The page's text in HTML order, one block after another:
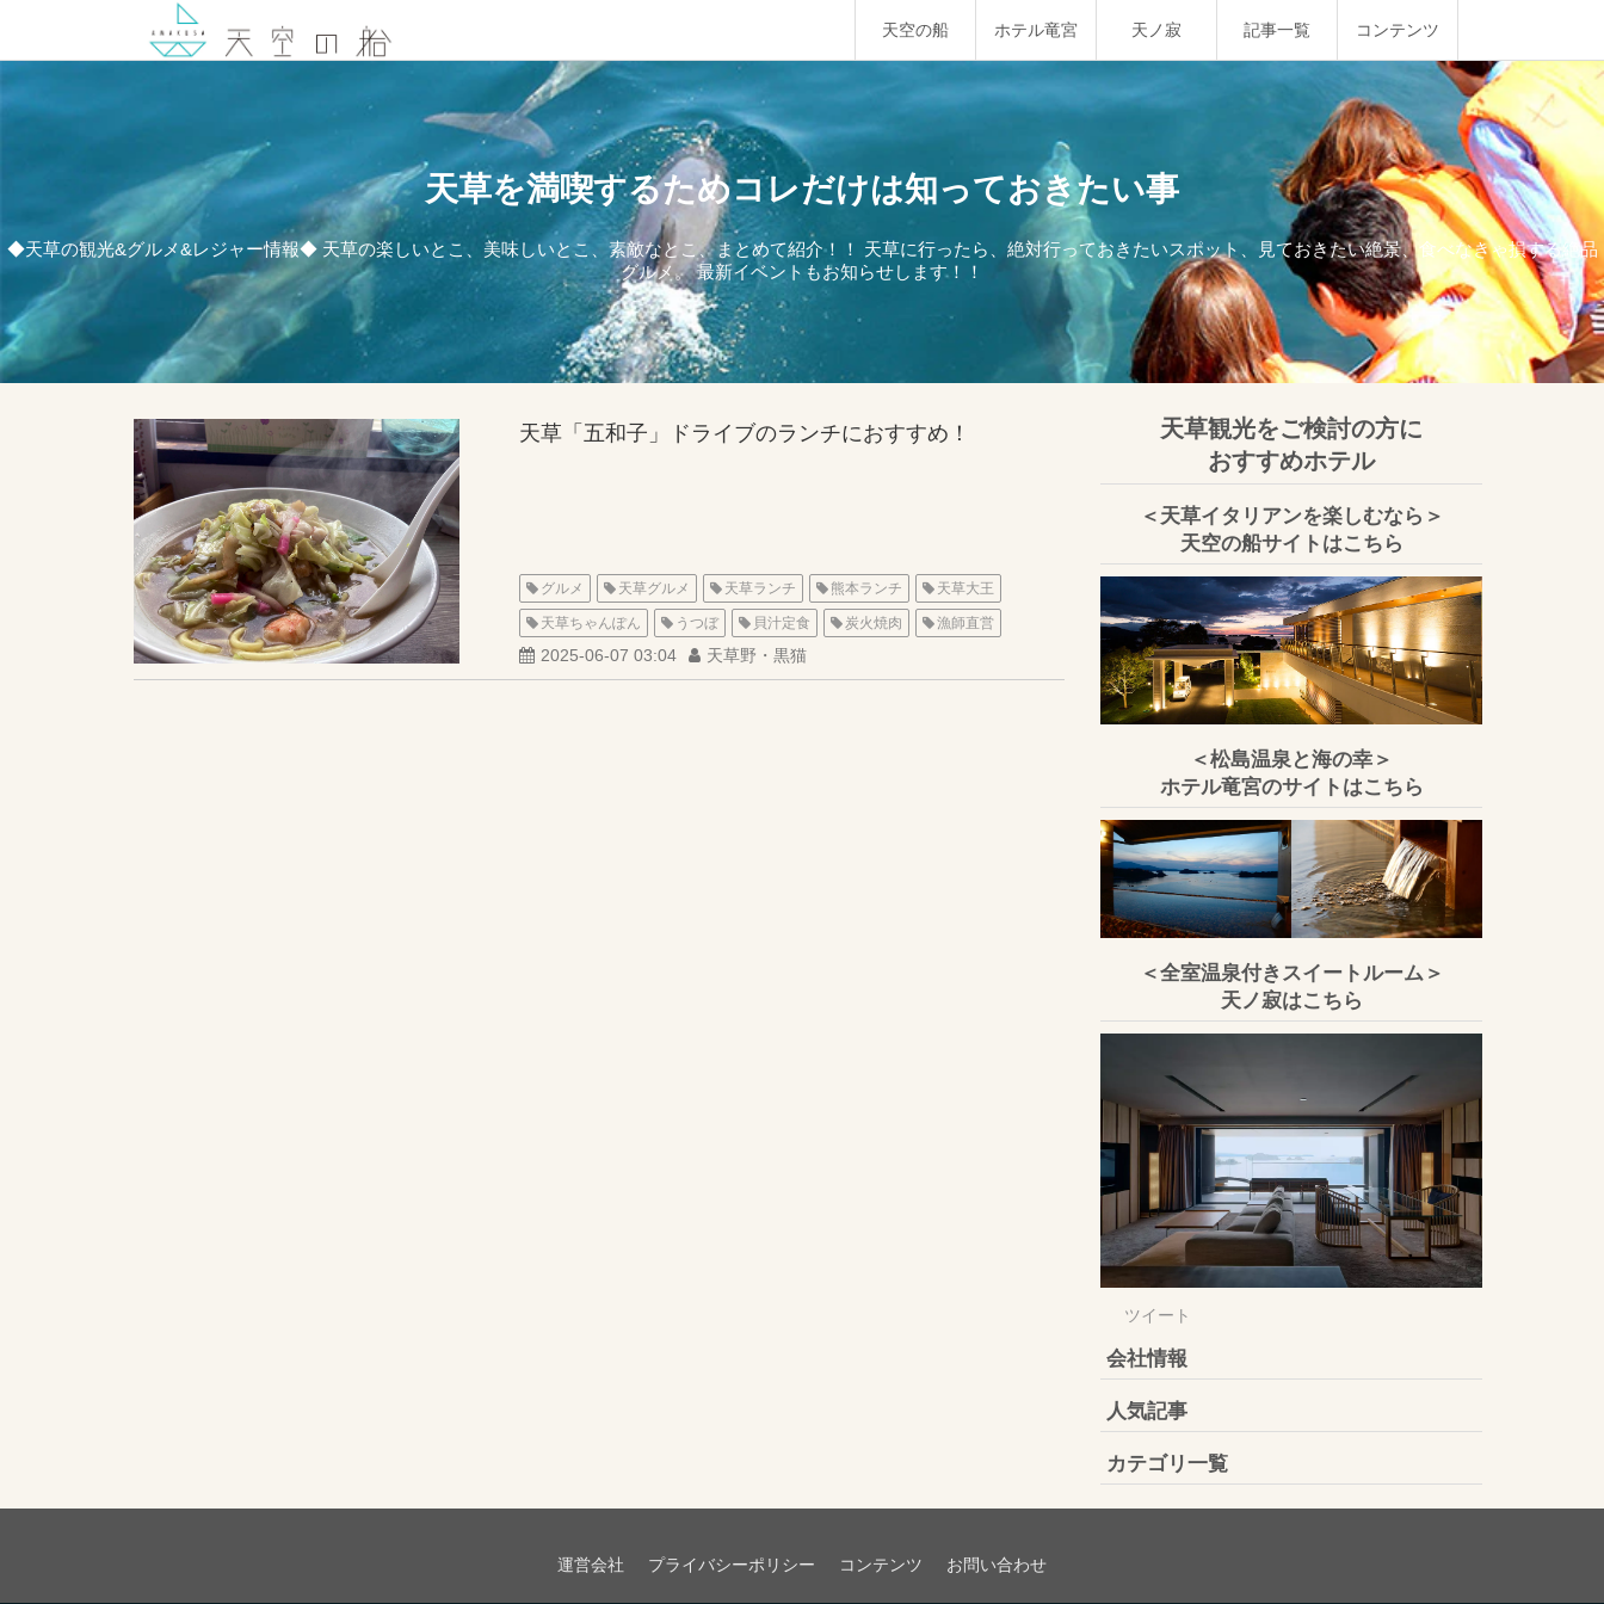
天空の船 ホテル竜宮 天ノ寂 記事一覧 コンテンツ
天草を満喫するためコレだけは知っておきたい事
◆天草の観光&グルメ&レジャー情報◆ 天草の楽しいとこ、美味しいとこ、素敵なとこ、まとめて紹介！！ 天草に行ったら、絶対行っておきたいスポット、見ておきたい絶景、食べなきゃ損する絶品
グルメ。 最新イベントもお知らせします！！
天草「五和子」ドライブのランチにおすすめ！
グルメ 天草グルメ 天草ランチ 熊本ランチ 天草大王
天草ちゃんぽん うつぼ 貝汁定食 炭火焼肉 漁師直営
五和子
2025-06-07 03:04 天草野・黒猫
天草観光をご検討の方に
おすすめホテル
＜天草イタリアンを楽しむなら＞
天空の船サイトはこちら
＜松島温泉と海の幸＞
ホテル竜宮のサイトはこちら
＜全室温泉付きスイートルーム＞
天ノ寂はこちら
ツイート
会社情報
人気記事
カテゴリ一覧
運営会社 プライバシーポリシー コンテンツ お問い合わせ